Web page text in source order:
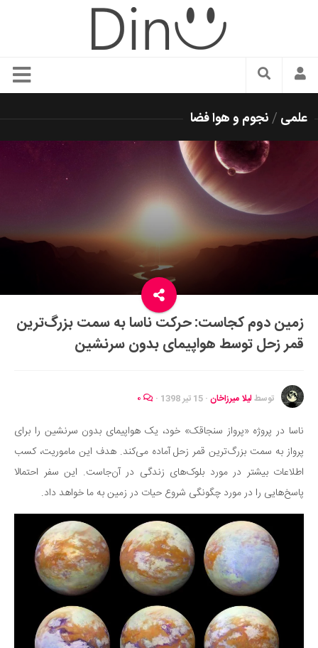
سبک زندگی
زیبایی و آرایش
شیک پوشی
دکوراسیون و چیدمان
رستوران گردی
سفر و گردشگری
ایران گردی
جهان گردی
موفقیت و مهارت‌های فردی
تغذیه سالم
بهداشت
بیماری و درمان
کودک و مادر
ورزش و تندرستی
روانشناسی
مراکز پزشکی و دارویی
فرهنگ و هنر
سینما و تئاتر
علمی /نجوم و هوا فضا
زمین دوم کجاست: حرکت ناسا به سمت بزرگ‌ترین
قمر زحل توسط هواپیمای بدون سرنشین
توسطلیلا میرزاخان · 15 تیر 1398 ·
ناسا در پروژه «پرواز سنجاقک» خود، یک هواپیمای بدون سرنشین را برای
پرواز به سمت بزرگ‌ترین قمر زحل آماده می‌کند. هدف این ماموریت، کسب
اطلاعات بیشتر در مورد بلوک‌های زندگی در آن‌جاست. این سفر احتمالا
پاسخ‌هایی را در مورد چگونگی شروع حیات در زمین به ما خواهد داد.